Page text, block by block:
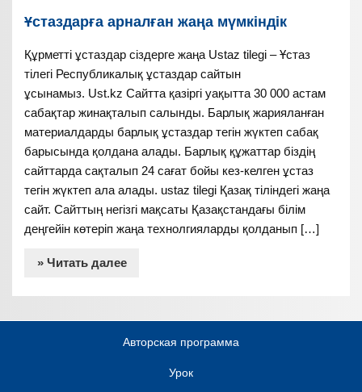
Ұстаздарға арналған жаңа мүмкіндік
Құрметті ұстаздар сіздерге жаңа Ustaz tilegi – Ұстаз
тілегі Республикалық ұстаздар сайтын
ұсынамыз. Ust.kz Сайтта қазіргі уақытта 30 000 астам
сабақтар жинақталып салынды. Барлық жарияланған
материалдарды барлық ұстаздар тегін жүктеп сабақ
барысында қолдана алады. Барлық құжаттар біздің
сайттарда сақталып 24 сағат бойы кез-келген ұстаз
тегін жүктеп ала алады. ustaz tilegi Қазақ тіліндегі жаңа
сайт. Сайттың негізгі мақсаты Қазақстандағы білім
деңгейін көтеріп жаңа технолгияларды қолданып […]
» Читать далее
Авторская программа
Урок